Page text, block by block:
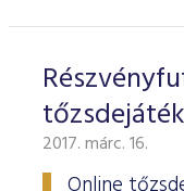
2017. márc. 16.